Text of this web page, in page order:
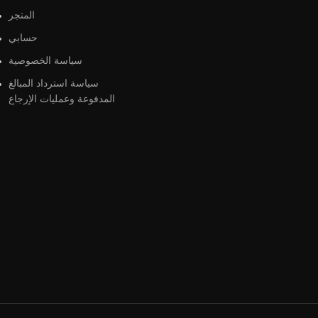
المتجر
حسابي
سياسة الخصوصية
سياسة استرداد المبالغ
المدفوعة وعمليات الإرجاع